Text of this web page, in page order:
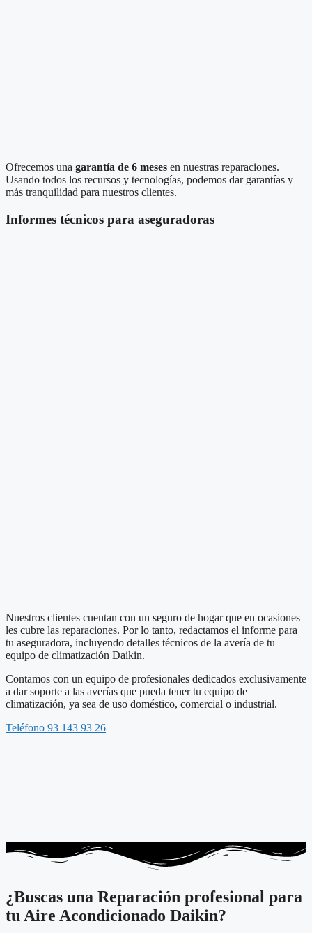
Ofrecemos una garantía de 6 meses en nuestras reparaciones.
Usando todos los recursos y tecnologías, podemos dar garantías y
más tranquilidad para nuestros clientes.
Informes técnicos para aseguradoras
Nuestros clientes cuentan con un seguro de hogar que en ocasiones
les cubre las reparaciones. Por lo tanto, redactamos el informe para
tu aseguradora, incluyendo detalles técnicos de la avería de tu
equipo de climatización Daikin.
Contamos con un equipo de profesionales dedicados exclusivamente
a dar soporte a las averías que pueda tener tu equipo de
climatización, ya sea de uso doméstico, comercial o industrial.
Teléfono 93 143 93 26
¿Buscas una Reparación profesional para
tu Aire Acondicionado Daikin?